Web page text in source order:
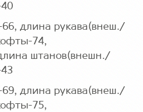
66, длина рукава(внеш./
74,
штанов(внешн./
69, длина рукава(внеш./
75,